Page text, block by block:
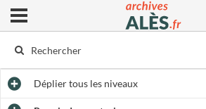
Archives municipales d'Alès
Ouvrir le menu déroulant
Dépliertous les niveaux